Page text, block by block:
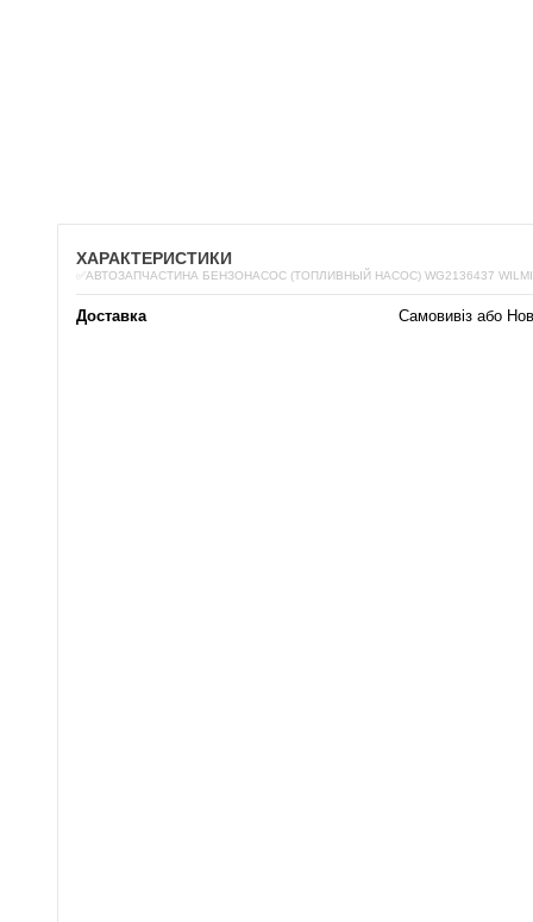
ХАРАКТЕРИСТИКИ
✅АВТОЗАПЧАСТИНА БЕНЗОНАСОС (ТОПЛИВНЫЙ НАСОС) WG2136437
Доставка Самовивіз або